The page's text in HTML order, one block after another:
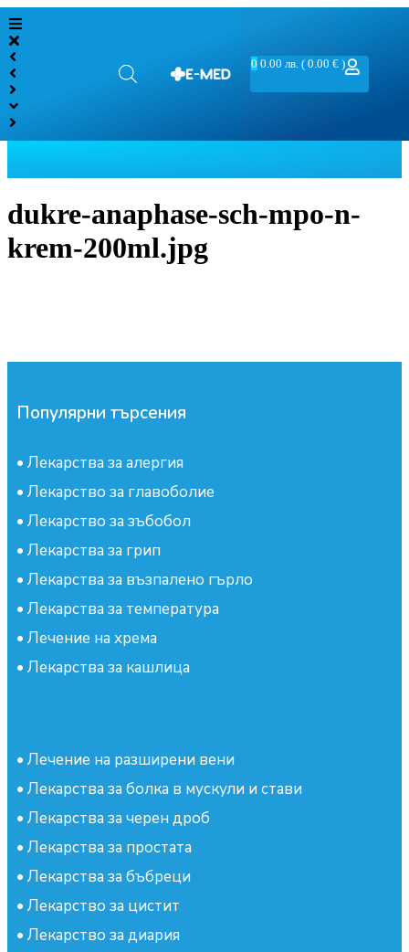
0 0.00лв. ( 0.00 € )
dukre-anaphase-sch-mpo-n-
krem-200ml.jpg
Популярни търсения
• Лекарства за алергия
• Лекарство за главоболие
• Лекарство за зъбобол
• Лекарства за грип
• Лекарства за възпалено гърло
• Лекарства за температура
• Лечение на хрема
• Лекарства за кашлица
• Лечение на разширени вени
• Лекарства за болка в мускули и стави
• Лекарства за черен дроб
• Лекарства за простата
• Лекарства за бъбреци
• Лекарство за цистит
• Лекарство за диария